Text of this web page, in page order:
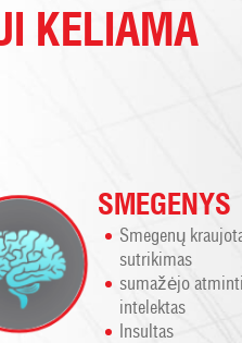
KELIAMA
SMEGENYS
Smegenų
sutrikimas
sumažėjo
intelektas
Insultas